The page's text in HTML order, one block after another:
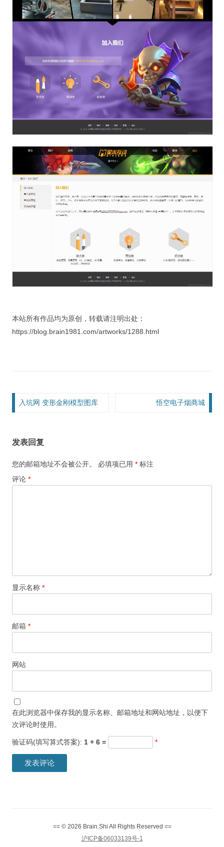
本站所有作品均为原创，转载请注明出处：
https://blog.brain1981.com/artworks/1288.html
文章导航
入坑网 变形金刚模型图库 悟空电子烟商城
发表回复
您的邮箱地址不会被公开。 必填项已用 * 标注
评论 *
显示名称 *
邮箱 *
网站
在此浏览器中保存我的显示名称、邮箱地址和网站地址，以便下
次评论时使用。
验证码(填写算式答案): 1 + 6 = *
== © 2026 Brain.Shi All Rights Reserved ==
沪ICP备06033139号-1